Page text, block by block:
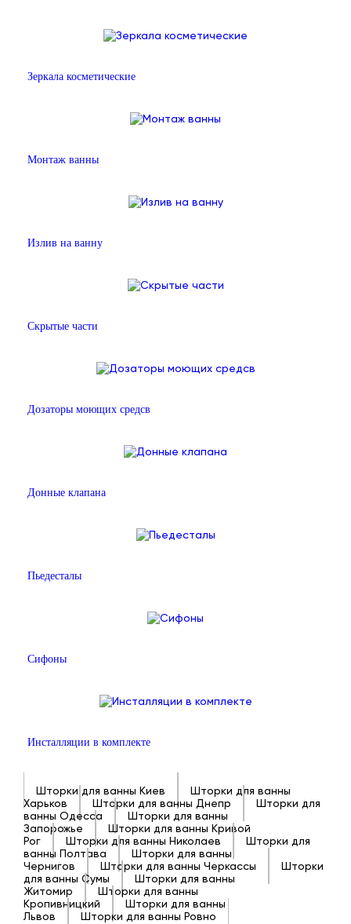
Зеркала косметические
Монтаж ванны
Излив на ванну
Скрытые части
Дозаторы моющих средсв
Донные клапана
Пьедесталы
Сифоны
Инсталляции в комплекте
Шторки для ванны Киев
Шторки для ванны
Харьков
Шторки для ванны Днепр
Шторки для
ванны Одесса
Шторки для ванны
Запорожье
Шторки для ванны Кривой
Рог
Шторки для ванны Николаев
Шторки для
ванны Полтава
Шторки для ванны
Чернигов
Шторки для ванны Черкассы
Шторки
для ванны Сумы
Шторки для ванны
Житомир
Шторки для ванны
Кропивницкий
Шторки для ванны
Львов
Шторки для ванны Ровно